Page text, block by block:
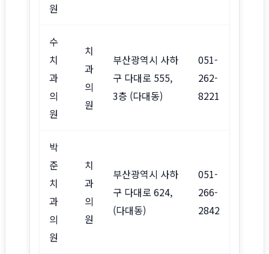
원
수
치
과
의
원
치
과
의
원
부산광역시 사하
구 다대로 555,
3층 (다대동)
051-
262-
8221
박
준
치
과
의
원
치
과
의
원
부산광역시 사하
구 다대로 624,
(다대동)
051-
266-
2842